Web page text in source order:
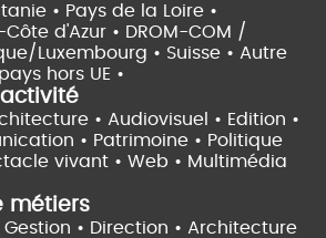
• Pays de la Loire •
d'Azur • DROM-COM /
Luxembourg • Suisse • Autre
hors UE •
• Audiovisuel • Edition •
• Patrimoine • Politique
vivant • Web • Multimédia
métiers
• Direction • Architecture